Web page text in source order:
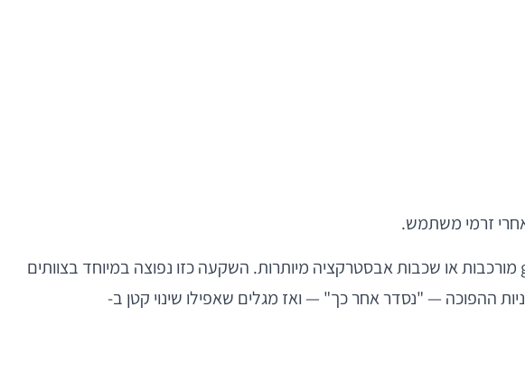
לעומת זאת, פעמים רבות אין הצדקה ב-V1 לבנות מערכת מודולרית כבדה מדי, תשתיות generalization מורכבות או שכבות אבסטרקציה מיותרות. השקעה כזו נפוצה במיוחד בצוותים
ההפוכה — "נסדר אחר כך" — ואז מגלים שאפילו שינוי קטן ב-